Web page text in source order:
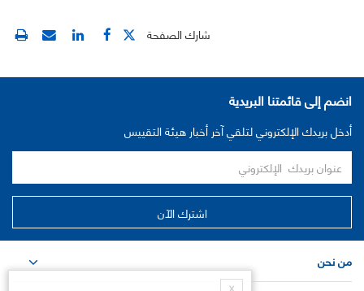
شارك الصفحة
انضم إلى قائمتنا البريدية
أدخل بريدك الإلكتروني لتلقي آخر أخبار هيئة التقييس
من نحن